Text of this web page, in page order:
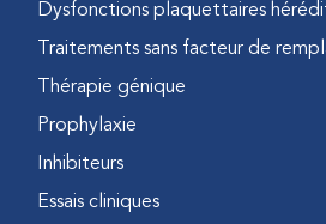
Dysfonctions plaquettaires
Traitements sans facteur de
Thérapie génique
Prophylaxie
Inhibiteurs
Essais cliniques